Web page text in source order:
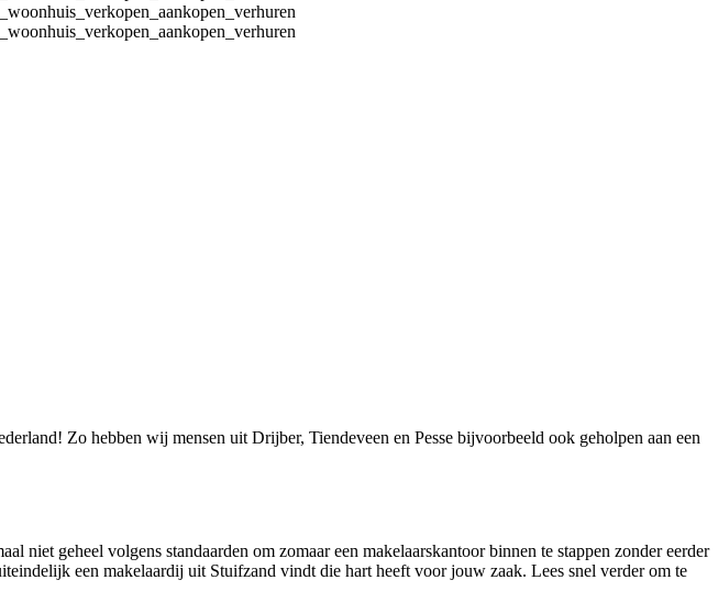
Zo hebben wij mensen uit Drijber, Tiendeveen en Pesse bijvoorbeeld ook geholpen aan een
niet geheel volgens standaarden om zomaar een makelaarskantoor binnen te stappen zonder eerder
een makelaardij uit Stuifzand vindt die hart heeft voor jouw zaak. Lees snel verder om te